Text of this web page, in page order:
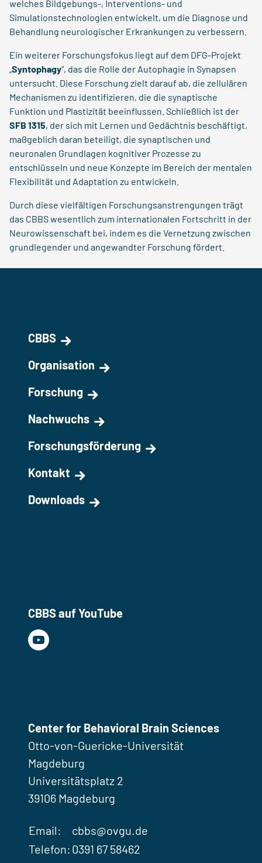
welches Bildgebungs-, Interventions- und
Simulationstechnologien entwickelt, um die Diagnose und
Behandlung neurologischer Erkrankungen zu verbessern.
Ein weiterer Forschungsfokus liegt auf dem DFG-Projekt
„Syntophagy“, das die Rolle der Autophagie in Synapsen
untersucht. Diese Forschung zielt darauf ab, die zellulären
Mechanismen zu identifizieren, die die synaptische
Funktion und Plastizität beeinflussen. Schließlich ist der
SFB 1315, der sich mit Lernen und Gedächtnis beschäftigt,
maßgeblich daran beteiligt, die synaptischen und
neuronalen Grundlagen kognitiver Prozesse zu
entschlüsseln und neue Konzepte im Bereich der mentalen
Flexibilität und Adaptation zu entwickeln.
Durch diese vielfältigen Forschungsanstrengungen trägt
das CBBS wesentlich zum internationalen Fortschritt in der
Neurowissenschaft bei, indem es die Vernetzung zwischen
grundlegender und angewandter Forschung fördert.
CBBS
Organisation
Forschung
Nachwuchs
Forschungsförderung
Kontakt
Downloads
CBBS auf YouTube
Center for Behavioral Brain Sciences
Otto-von-Guericke-Universität
Magdeburg
Universitätsplatz 2
39106 Magdeburg
Email:
cbbs@ovgu.de
Telefon: 0391 67 58462